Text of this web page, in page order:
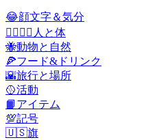
😂顔文字＆気分
👩‍❤️‍💋‍👨 人と体
🐝動物と自然
🍕フード&ドリンク
🌇旅行と場所
🥎活動
📙 アイテム
💯記号
🇺🇸旗